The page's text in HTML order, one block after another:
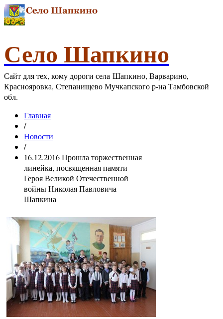
Село Шапкино
Сайт для тех, кому дороги села Шапкино, Варварино,
Краснояровка, Степанищево Мучкапского р-на Тамбовской
обл.
Главная
/
Новости
/
16.12.2016 Прошла торжественная
линейка, посвященная памяти
Героя Великой Отечественной
войны Николая Павловича
Шапкина